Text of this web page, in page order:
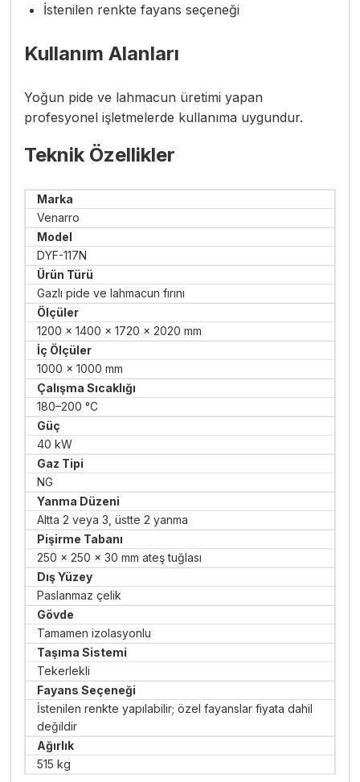
İstenilen renkte fayans seçeneği
Kullanım Alanları
Yoğun pide ve lahmacun üretimi yapan
profesyonel işletmelerde kullanıma uygundur.
Teknik Özellikler
Marka
Venarro
Model
DYF-117N
Ürün Türü
Gazlı pide ve lahmacun fırını
Ölçüler
1200 × 1400 × 1720 × 2020 mm
İç Ölçüler
1000 × 1000 mm
Çalışma Sıcaklığı
180–200 °C
Güç
40 kW
Gaz Tipi
NG
Yanma Düzeni
Altta 2 veya 3, üstte 2 yanma
Pişirme Tabanı
250 × 250 × 30 mm ateş tuğlası
Dış Yüzey
Paslanmaz çelik
Gövde
Tamamen izolasyonlu
Taşıma Sistemi
Tekerlekli
Fayans Seçeneği
İstenilen renkte yapılabilir; özel fayanslar fiyata dahil
değildir
Ağırlık
515 kg